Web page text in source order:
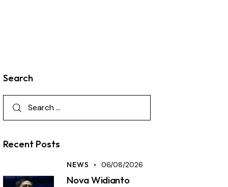
Search
Recent Posts
NEWS 06/08/2026
Nova Widianto